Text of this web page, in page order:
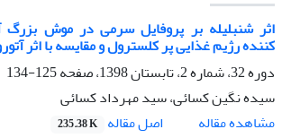
اثر شنبلیله بر پروفایل سرمی در موش بزرگ
کننده رژیم غذایی پر کلسترول و مقایسه با اثر
دوره 32، شماره 2، تابستان 1398، صفحه
125-134
سیده نگین کسائی، سید مهرداد کسائی
مشاهده مقاله
اصل مقاله 235.38 K